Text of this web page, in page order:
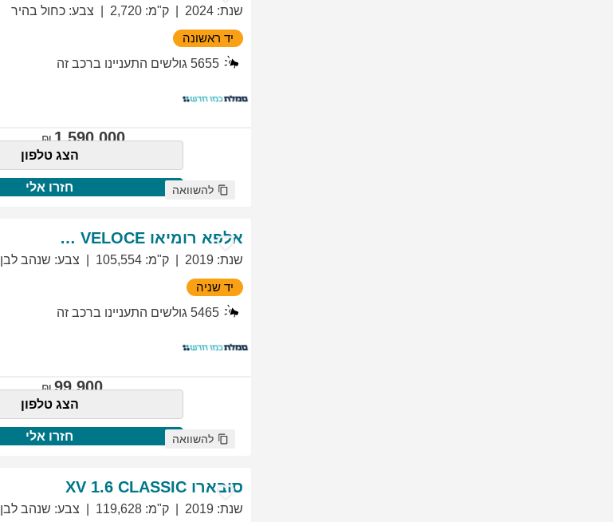
שנת:
2024 ק"מ:
2,720 צבע: כחול בהיר
יד ראשונה
5655 גולשים התעניינו ברכב זה
1,590,000
הצג טלפון
חזרו אלי להשוואה
אלפא רומיאו GIULIETTA VELOCE
שנת:
2019 ק"מ:
105,554 צבע: שנהב לבן
יד שניה
5465 גולשים התעניינו ברכב זה
99,900
הצג טלפון
חזרו אלי להשוואה
סובארו XV 1.6 CLASSIC
שנת:
2019 ק"מ:
119,628 צבע: שנהב לבן